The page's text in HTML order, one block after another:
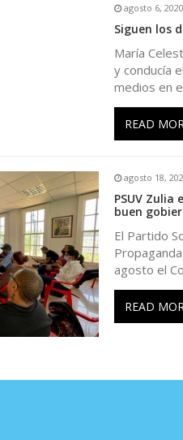
agosto 6, 2020
Siguen los
María
y conducía
medios en
READ
agosto 18,
PSUV
buen
El Partido
agosto el
READ